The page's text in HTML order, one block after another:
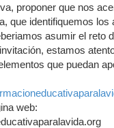
proponer que nos
que identifiquemos los
asumir el reto
estamos
que puedan
web: